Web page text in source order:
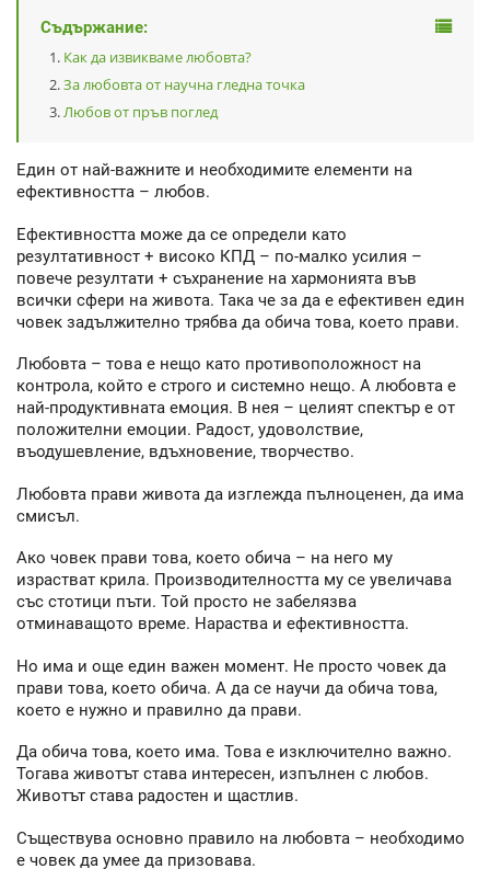
Съдържание:
Как да извикваме любовта?
За любовта от научна гледна точка
Любов от пръв поглед
Един от най-важните и необходимите елементи на
ефективността – любов.
Ефективността може да се определи като
резултативност + високо КПД – по-малко усилия –
повече резултати + съхранение на хармонията във
всички сфери на живота. Така че за да е ефективен един
човек задължително трябва да обича това, което прави.
Любовта – това е нещо като противоположност на
контрола, който е строго и системно нещо. А любовта е
най-продуктивната емоция. В нея – целият спектър е от
положителни емоции. Радост, удоволствие,
въодушевление, вдъхновение, творчество.
Любовта прави живота да изглежда пълноценен, да има
смисъл.
Ако човек прави това, което обича – на него му
израстват крила. Производителността му се увеличава
със стотици пъти. Той просто не забелязва
отминаващото време. Нараства и ефективността.
Но има и още един важен момент. Не просто човек да
прави това, което обича. А да се научи да обича това,
което е нужно и правилно да прави.
Да обича това, което има. Това е изключително важно.
Тогава животът става интересен, изпълнен с любов.
Животът става радостен и щастлив.
Съществува основно правило на любовта – необходимо
е човек да умее да призовава.